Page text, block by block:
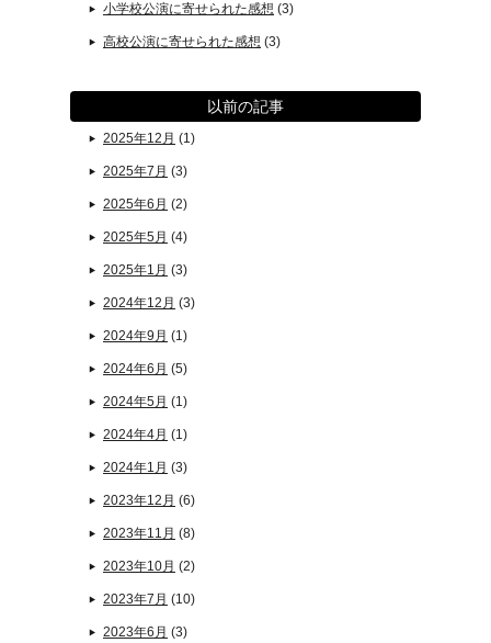
小学校公演に寄せられた感想 (3)
高校公演に寄せられた感想 (3)
以前の記事
2025年12月 (1)
2025年7月 (3)
2025年6月 (2)
2025年5月 (4)
2025年1月 (3)
2024年12月 (3)
2024年9月 (1)
2024年6月 (5)
2024年5月 (1)
2024年4月 (1)
2024年1月 (3)
2023年12月 (6)
2023年11月 (8)
2023年10月 (2)
2023年7月 (10)
2023年6月 (3)